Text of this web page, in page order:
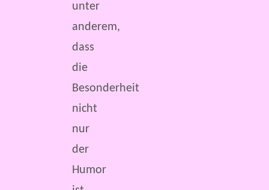
unter
anderem,
dass
die
Besonderheit
nicht
nur
der
Humor